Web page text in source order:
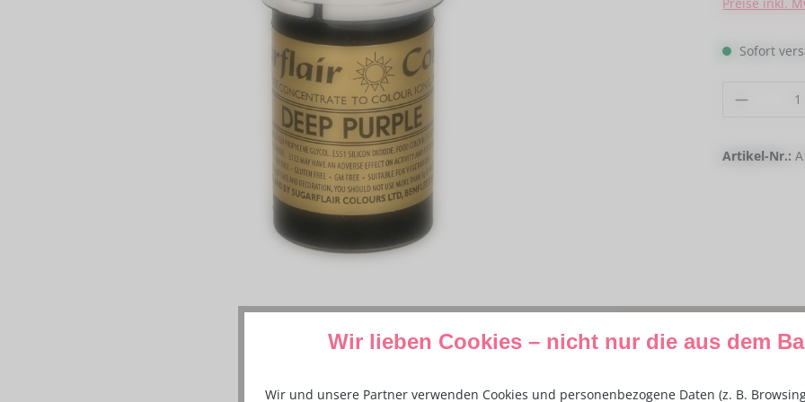
Sofort
Artikel-Nr.:
Spare20%mit
Den Code fügst du ganz einfach
Wir lieben Cookies – nicht nur die aus dem
Wir und unsere Partner verwenden Cookies und personenbezogene Daten (z. B.